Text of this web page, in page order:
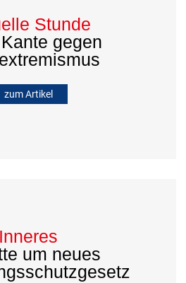
Stunde
gegen
zum Artikel
Inneres
um neues